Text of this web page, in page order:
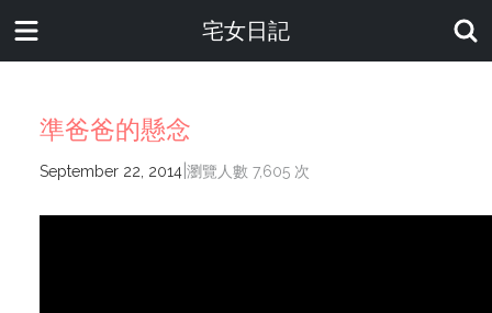
宅女日記
準爸爸的懸念
September 22, 2014 瀏覽人數 7,605 次